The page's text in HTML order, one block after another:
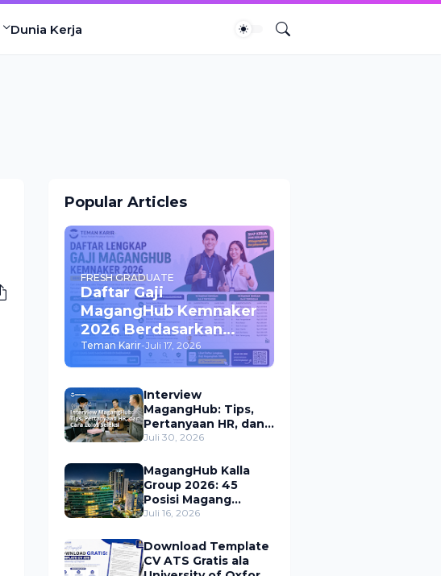
Dunia Kerja
Popular Articles
FRESH GRADUATE
Daftar Gaji
MagangHub Kemnaker
2026 Berdasarkan
UMK & UMP Seluruh
Indonesia
Teman Karir-Juli 17, 2026
Interview
MagangHub: Tips,
Pertanyaan HR, dan
Cara Lolos Seleksi
Juli 30, 2026
MagangHub Kalla
Group 2026: 45
Posisi Magang
Dibuka
Juli 16, 2026
Download Template
CV ATS Gratis ala